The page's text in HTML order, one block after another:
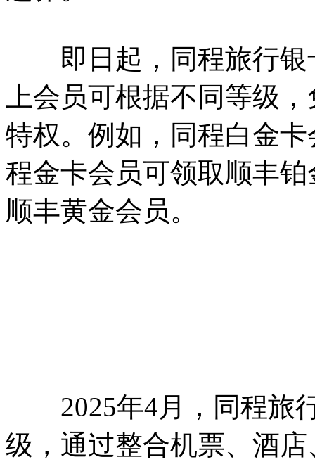
即日起，同程旅行银
上会员可根据不同等级
特权。例如，同程白金
程金卡会员可领取顺丰
顺丰黄金会员。
2025年4月，同程旅
级，通过整合机票、酒